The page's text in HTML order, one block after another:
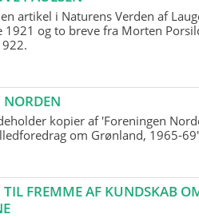
artikel i Naturens Verden af
1921 og to breve fra Morten
NORDEN
kopier af 'Foreningen
om Grønland, 1965-
TIL FREMME AF KUNDSKAB